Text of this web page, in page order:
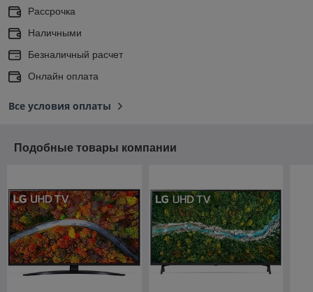
Рассрочка
Наличными
Безналичный расчет
Онлайн оплата
Все условия оплаты
Подобные товары компании